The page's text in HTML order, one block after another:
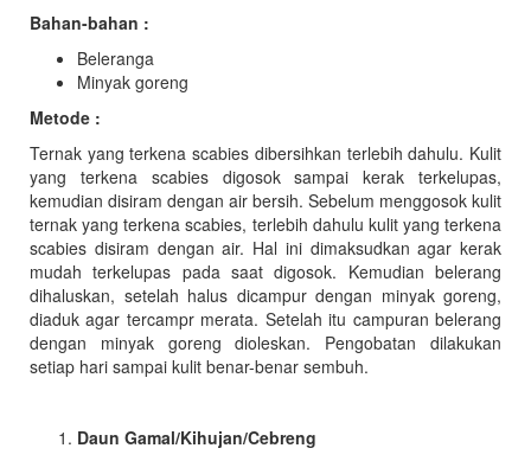
Bahan-bahan :
Beleranga
Minyak goreng
Metode :
Ternak yang terkena scabies dibersihkan terlebih dahulu. Kulit
yang terkena scabies digosok sampai kerak terkelupas,
kemudian disiram dengan air bersih. Sebelum menggosok kulit
ternak yang terkena scabies, terlebih dahulu kulit yang terkena
scabies disiram dengan air. Hal ini dimaksudkan agar kerak
mudah terkelupas pada saat digosok. Kemudian belerang
dihaluskan, setelah halus dicampur dengan minyak goreng,
diaduk agar tercampr merata. Setelah itu campuran belerang
dengan minyak goreng dioleskan. Pengobatan dilakukan
setiap hari sampai kulit benar-benar sembuh.
Daun Gamal/Kihujan/Cebreng